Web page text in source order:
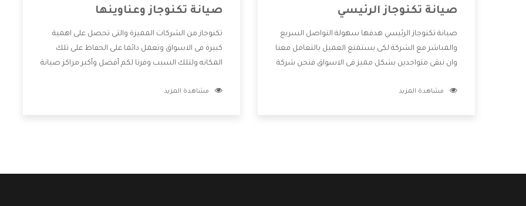
صيانة تكنوجاز الرئيسي
صيانة تكنوجاز الرئيسي هدفها سهولة التواصل السريع
والمباشر مع الشركة لكى يستمتع العميل بالتعامل معنا
وان نبقى متواجدين بشكل مميز فى الاسواق فنحن شركة
بالخدمات التى تنفرد الشركة بها والتى تكون منها خدمة
مشاهدة المزيد
صيانة تكنوجاز وعناوينها
تكنوجاز من الشركات المميزة والتى تحصل على اهمية
كبيرة فى الاسواق وتعمل دائما على الحفاظ على تلك
المكانه ولتلك السبب وفرنا لكم أفضل وأكبر مراكز صيانة
ويستطيع القيام بتصليح جميع المنتجات دون اى ازعاج
مشاهدة المزيد